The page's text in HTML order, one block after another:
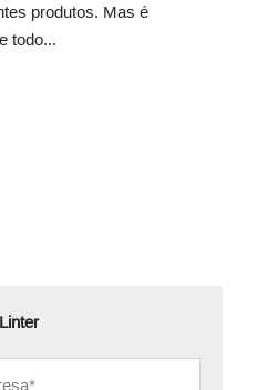
produtos. Mas é
todo...